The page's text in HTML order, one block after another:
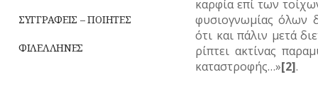
ΨΥΧΑΓΩΓΙΑ
ΣΥΓΓΡΑΦΕΙΣ – ΠΟΙΗΤΕΣ
ΦΙΛΕΛΛΗΝΕΣ
καρφία επί των
φυσιογνωμίας όλων
ότι και πάλιν μετά
ρίπτει ακτίνας
καταστροφής…»[2].